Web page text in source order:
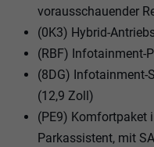
vorausschauender
(0K3) Hybrid-
(RBF) Infotainment-
(8DG) Infotainment-
(12,9 Zoll)
(PE9) Komfortpaket
Parkassistent, mit